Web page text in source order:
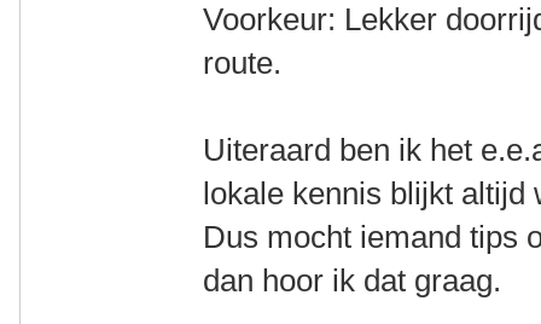
Voorkeur: Lekker
route.
Uiteraard ben ik het
lokale kennis blijkt altijd
Dus mocht iemand tips
dan hoor ik dat graag.